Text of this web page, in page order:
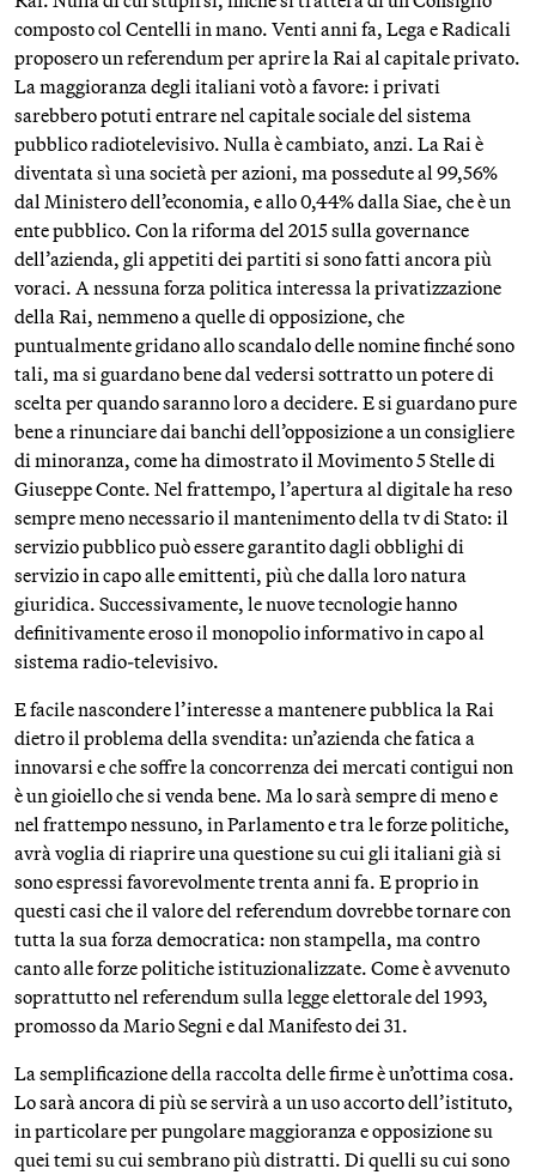
composto col Centelli in mano. Venti anni fa, Lega e Radicali
proposero un referendum per aprire la Rai al capitale privato.
La maggioranza degli italiani votò a favore: i privati
sarebbero potuti entrare nel capitale sociale del sistema
pubblico radiotelevisivo. Nulla è cambiato, anzi. La Rai è
diventata sì una società per azioni, ma possedute al 99,56%
dal Ministero dell’economia, e allo 0,44% dalla Siae, che è un
ente pubblico. Con la riforma del 2015 sulla governance
dell’azienda, gli appetiti dei partiti si sono fatti ancora più
voraci. A nessuna forza politica interessa la privatizzazione
della Rai, nemmeno a quelle di opposizione, che
puntualmente gridano allo scandalo delle nomine finché sono
tali, ma si guardano bene dal vedersi sottratto un potere di
scelta per quando saranno loro a decidere. E si guardano pure
bene a rinunciare dai banchi dell’opposizione a un consigliere
di minoranza, come ha dimostrato il Movimento 5 Stelle di
Giuseppe Conte. Nel frattempo, l’apertura al digitale ha reso
sempre meno necessario il mantenimento della tv di Stato: il
servizio pubblico può essere garantito dagli obblighi di
servizio in capo alle emittenti, più che dalla loro natura
giuridica. Successivamente, le nuove tecnologie hanno
definitivamente eroso il monopolio informativo in capo al
sistema radio-televisivo.
E facile nascondere l’interesse a mantenere pubblica la Rai
dietro il problema della svendita: un’azienda che fatica a
innovarsi e che soffre la concorrenza dei mercati contigui non
è un gioiello che si venda bene. Ma lo sarà sempre di meno e
nel frattempo nessuno, in Parlamento e tra le forze politiche,
avrà voglia di riaprire una questione su cui gli italiani già si
sono espressi favorevolmente trenta anni fa. E proprio in
questi casi che il valore del referendum dovrebbe tornare con
tutta la sua forza democratica: non stampella, ma contro
canto alle forze politiche istituzionalizzate. Come è avvenuto
soprattutto nel referendum sulla legge elettorale del 1993,
promosso da Mario Segni e dal Manifesto dei 31.
La semplificazione della raccolta delle firme è un’ottima cosa.
Lo sarà ancora di più se servirà a un uso accorto dell’istituto,
in particolare per pungolare maggioranza e opposizione su
quei temi su cui sembrano più distratti. Di quelli su cui sono